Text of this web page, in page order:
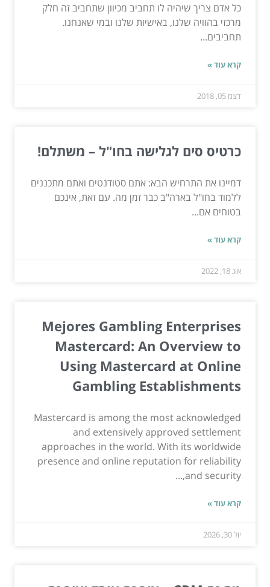
כל אדם צריך שיהיה לו תחביב מכיוון שתחביב זה חלק
מרכזי בהוויה שלנו, באישיות שלנו ובמי שאנחנו.
תחביבים...
קרא עוד »
דצמ 05, 2018
כרטיס סים לגלישה בחו"ל – משתלם!
דמיינו את התרחיש הבא: אתם סטודנטים ואתם מתכננים
ללמוד בחו"ל בארה"ב כבר זמן מה. עם זאת, אינכם
בטוחים אם...
קרא עוד »
אוג 18, 2022
Mejores Gambling Enterprises
Mastercard: An Overview to
Using Mastercard at Online
Gambling Establishments
Mastercard is among the most acknowledged
and extensively approved settlement
approaches in the world. With its worldwide
presence and online reputation for reliability
and security,...
קרא עוד »
יול 30, 2026